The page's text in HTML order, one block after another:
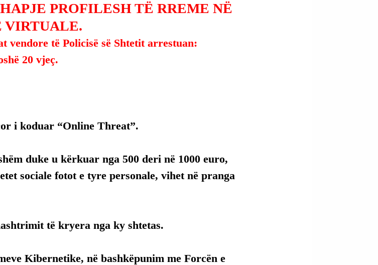
PROFILESH TË RREME NË
VIRTUALE.
vendore të Policisë së Shtetit arrestuan:
20 vjeç.
i koduar “Online Threat”.
duke u kërkuar nga 500 deri në 1000 euro,
sociale fotot e tyre personale, vihet në pranga
të kryera nga ky shtetas.
Kibernetike, në bashkëpunim me Forcën e